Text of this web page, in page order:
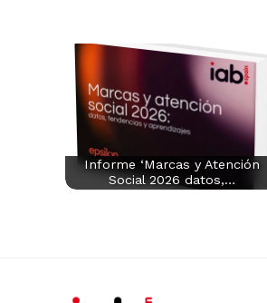
Informe ‘Marcas y Atención
Social 2026 datos,…